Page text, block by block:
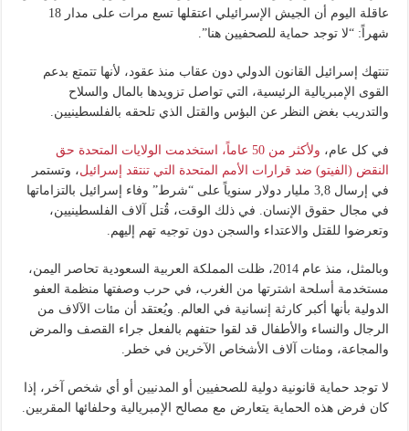
عاقلة اليوم أن الجيش الإسرائيلي اعتقلها تسع مرات على مدار 18
شهراً: “لا توجد حماية للصحفيين هنا”.
تنتهك إسرائيل القانون الدولي دون عقاب منذ عقود، لأنها تتمتع بدعم
القوى الإمبريالية الرئيسية، التي تواصل تزويدها بالمال والسلاح
والتدريب بغض النظر عن البؤس والقتل الذي تلحقه بالفلسطينيين.
في كل عام،
ولأكثر من 50 عاماً، استخدمت الولايات المتحدة حق
النقض (الفيتو) ضد قرارات الأمم المتحدة التي تنتقد إسرائيل، وتستمر
في إرسال 3,8 مليار دولار سنوياً على “شرط” وفاء إسرائيل بالتزاماتها
في مجال حقوق الإنسان. في ذلك الوقت، قُتل آلاف الفلسطينيين،
وتعرضوا للقتل والاعتداء والسجن دون توجيه تهم إليهم.
وبالمثل، منذ عام 2014، ظلت المملكة العربية السعودية تحاصر اليمن،
مستخدمة أسلحة اشترتها من الغرب، في حرب وصفتها منظمة العفو
الدولية بأنها أكبر كارثة إنسانية في العالم. ويُعتقد أن مئات الآلاف من
الرجال والنساء والأطفال قد لقوا حتفهم بالفعل جراء القصف والمرض
والمجاعة، ومئات آلاف الأشخاص الآخرين في خطر.
لا توجد حماية قانونية دولية للصحفيين أو المدنيين أو أي شخص آخر، إذا
كان فرض هذه الحماية يتعارض مع مصالح الإمبريالية وحلفائها المقربين.